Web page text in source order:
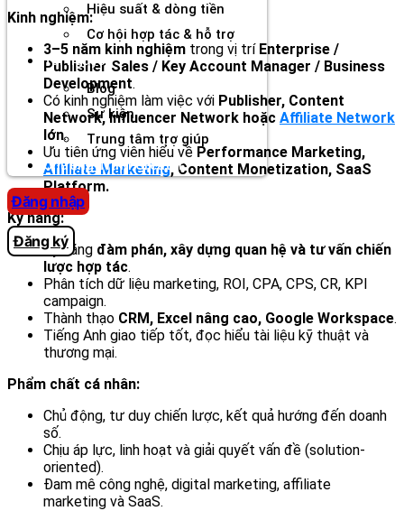
Hiệu suất & dòng tiền
Cơ hội hợp tác & hỗ trợ
Tài nguyên
Blog
Sự kiện
Trung tâm trợ giúp
Chương Trình Creator
Đăng nhập
Đăng ký
Kinh nghiệm:
3–5 năm kinh nghiệm trong vị trí Enterprise /
Publisher Sales / Key Account Manager / Business
Development.
Có kinh nghiệm làm việc với Publisher, Content
Network, Influencer Network hoặc Affiliate Network
lớn.
Ưu tiên ứng viên hiểu về Performance Marketing,
Affiliate Marketing, Content Monetization, SaaS
Platform.
Kỹ năng:
Kỹ năng đàm phán, xây dựng quan hệ và tư vấn chiến
lược hợp tác.
Phân tích dữ liệu marketing, ROI, CPA, CPS, CR, KPI
campaign.
Thành thạo CRM, Excel nâng cao, Google Workspace.
Tiếng Anh giao tiếp tốt, đọc hiểu tài liệu kỹ thuật và
thương mại.
Phẩm chất cá nhân:
Chủ động, tư duy chiến lược, kết quả hướng đến doanh
số.
Chịu áp lực, linh hoạt và giải quyết vấn đề (solution-
oriented).
Đam mê công nghệ, digital marketing, affiliate
marketing và SaaS.